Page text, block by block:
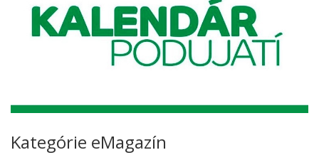
Kategórie eMagazín